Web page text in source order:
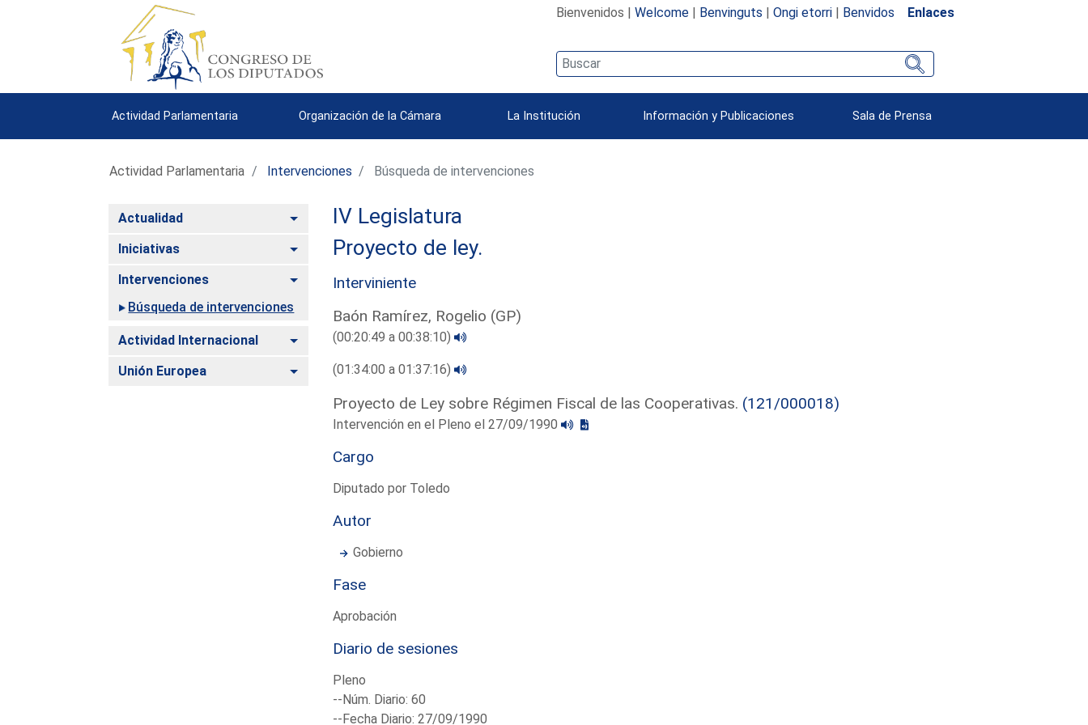
Bienvenidos | Welcome| Benvinguts | Ongi etorri| Benvidos Enlaces
Actividad Parlamentaria Organización de la Cámara La Institución Información y Publicaciones Sala de Prensa
Actividad Parlamentaria Intervenciones Búsqueda de intervenciones
Actualidad Alternar
Iniciativas Alternar
Intervenciones
Alternar
Búsqueda de intervenciones
Actividad Internacional Alternar
Unión Europea Alternar
IV Legislatura
Proyecto de ley.
Interviniente
Baón Ramírez, Rogelio (GP)
(00:20:49 a 00:38:10)
(01:34:00 a 01:37:16)
Proyecto de Ley sobre Régimen Fiscal de las Cooperativas. (121/000018)
Intervención en el Pleno el 27/09/1990
Cargo
Diputado por Toledo
Autor
Gobierno
Fase
Aprobación
Diario de sesiones
Pleno
--Núm. Diario: 60
--Fecha Diario: 27/09/1990